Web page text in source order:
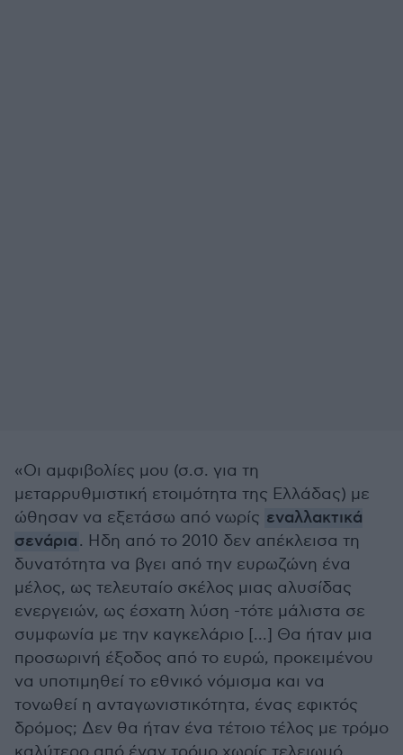
«Οι αμφιβολίες μου (σ.σ. για τη
μεταρρυθμιστική ετοιμότητα της Ελλάδας) με
ώθησαν να εξετάσω από νωρίς εναλλακτικά
σενάρια. Ηδη από το 2010 δεν απέκλεισα τη
δυνατότητα να βγει από την ευρωζώνη ένα
μέλος, ως τελευταίο σκέλος μιας αλυσίδας
ενεργειών, ως έσχατη λύση -τότε μάλιστα σε
συμφωνία με την καγκελάριο [...] Θα ήταν μια
προσωρινή έξοδος από το ευρώ, προκειμένου
να υποτιμηθεί το εθνικό νόμισμα και να
τονωθεί η ανταγωνιστικότητα, ένας εφικτός
δρόμος; Δεν θα ήταν ένα τέτοιο τέλος με τρόμο